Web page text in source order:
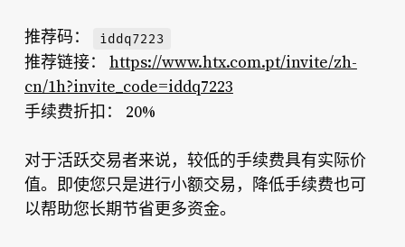
推荐码： iddq7223
推荐链接：
https://www.htx.com.pt/invite/zh-
cn/1h?invite_code=iddq7223
手续费折扣： 20%
对于活跃交易者来说，较低的手续费具有实际价
值。即使您只是进行小额交易，降低手续费也可
以帮助您长期节省更多资金。